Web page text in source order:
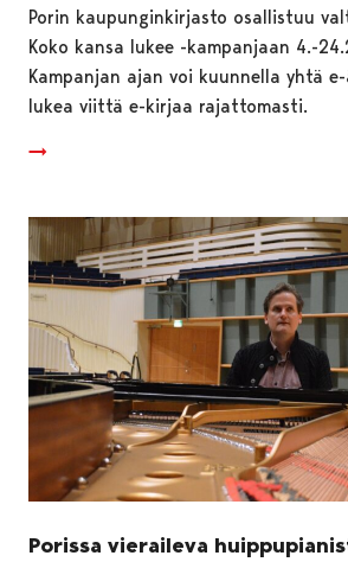
Porin kaupunginkirjasto osallistuu
Koko kansa lukee -kampanjaan 4.-
Kampanjan ajan voi kuunnella yhtä
lukea viittä e-kirjaa rajattomasti.
Porissa vieraileva